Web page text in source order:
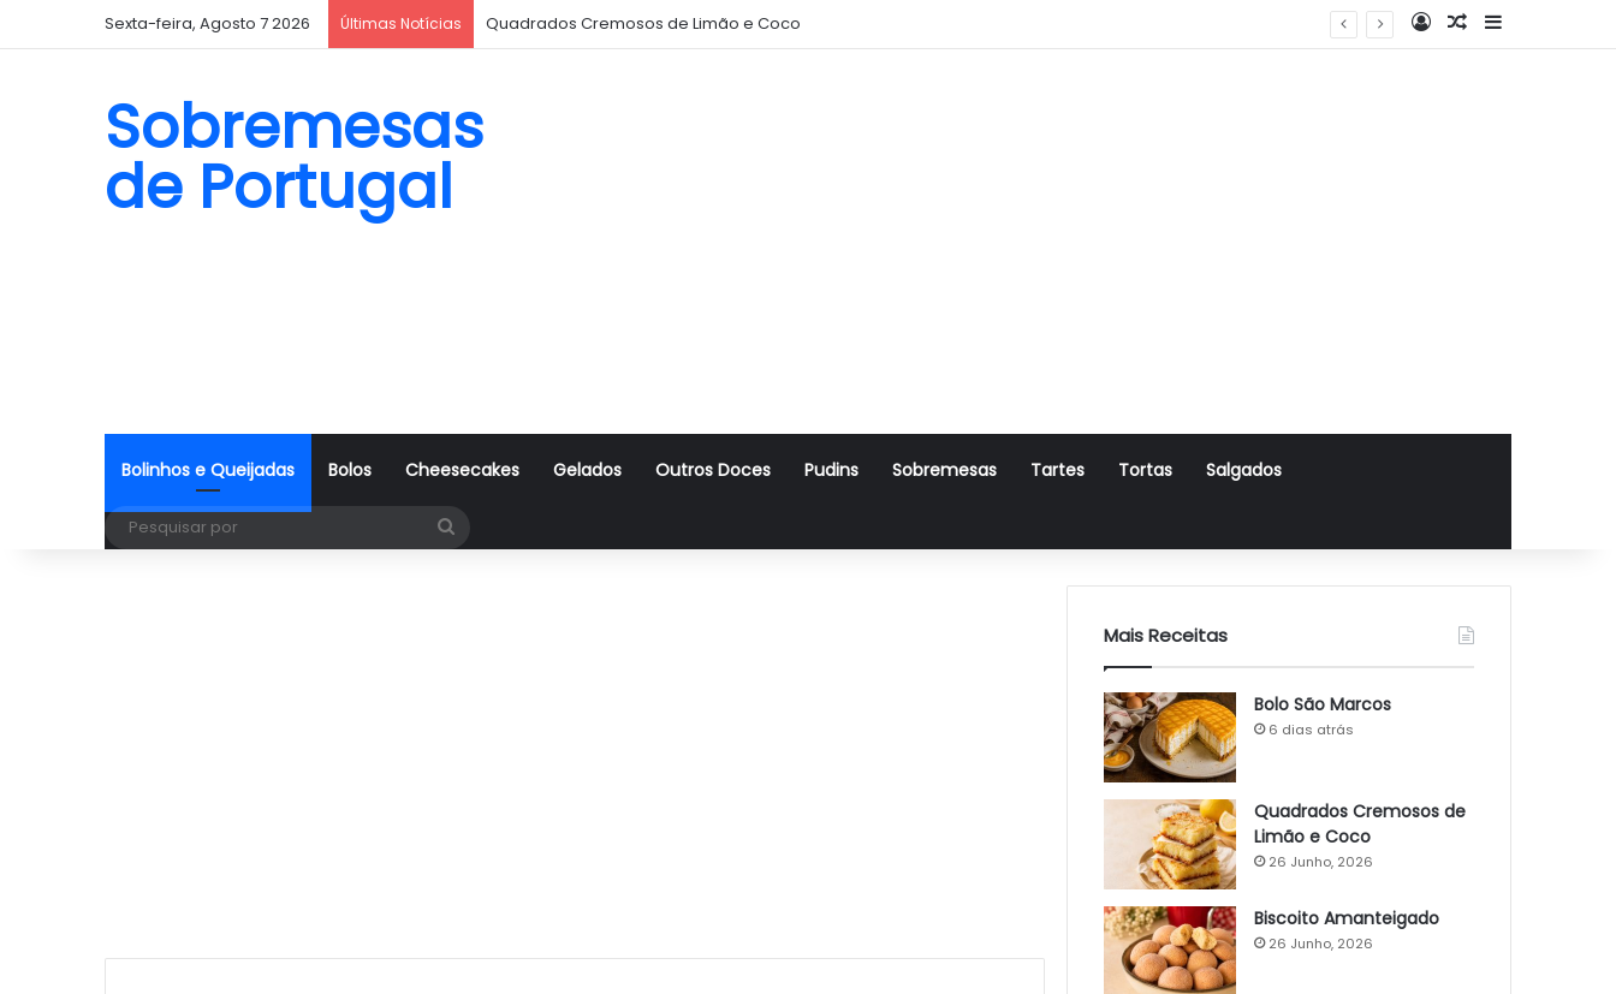
Sexta-feira, Agosto 7 2026 Últimas Notícias Quadrados Cremosos de Limão e Coco Log InArtigo Aleatório
Sidebar
Sobremesas
de Portugal
Bolinhos e Queijadas Bolos Cheesecakes Gelados Outros Doces Pudins Sobremesas Tartes Tortas Salgados
Mais Receitas
Bolo São Marcos
6 dias atrás
Quadrados Cremosos de
Limão e Coco
26 Junho, 2026
Biscoito Amanteigado
26 Junho, 2026